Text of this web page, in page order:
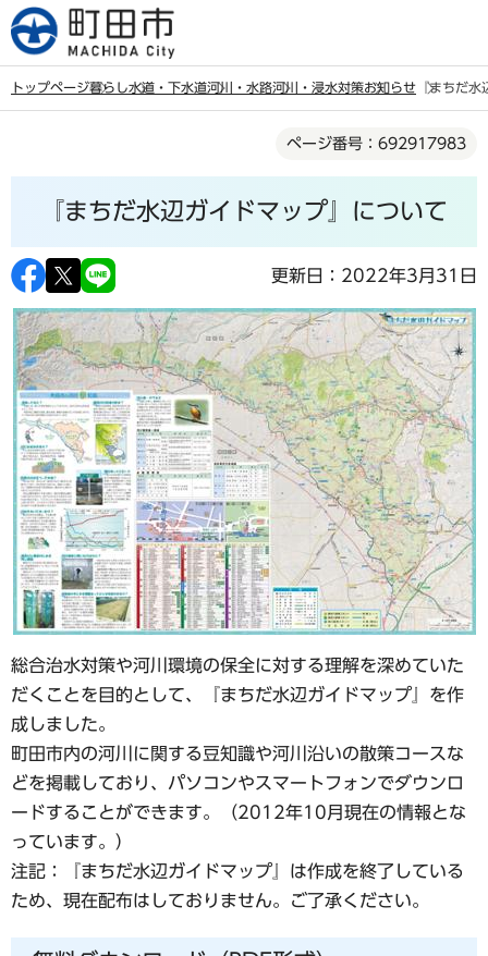
こ
の
す
トップページ暮らし水道・下水道河川・水路河川・浸水対策お知らせ 『まちだ
ら
ページ番号：692917983
『まちだ水辺ガイドマップ』について
更新日：2022年3月31日
総合治水対策や河川環境の保全に対する理解を深めていた
だくことを目的として、『まちだ水辺ガイドマップ』を作
成しました。
町田市内の河川に関する豆知識や河川沿いの散策コースな
どを掲載しており、パソコンやスマートフォンでダウンロ
ードすることができます。（2012年10月現在の情報とな
っています。）
注記：『まちだ水辺ガイドマップ』は作成を終了している
ため、現在配布はしておりません。ご了承ください。